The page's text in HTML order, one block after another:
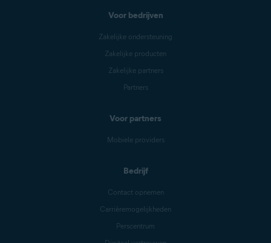
Voor bedrijven
Zakelijke ondersteuning
Zakelijke producten
Zakelijke partners
Partners
Voor partners
Mobiele providers
Bedrijf
Contact opnemen
Carrièremogelijkheden
Perscentrum